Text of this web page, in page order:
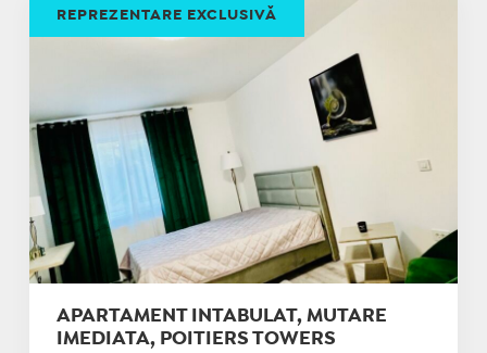
APARTAMENT INTABULAT, MUTARE
IMEDIATA, POITIERS TOWERS
REPREZENTARE EXCLUSIVĂ